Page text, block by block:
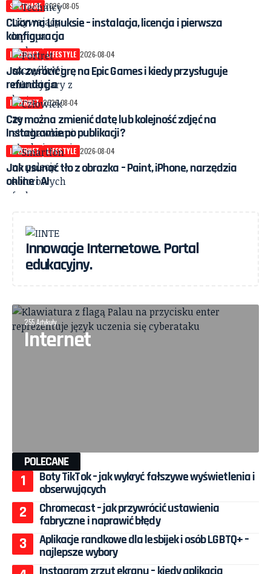
SOFTWARE 2026-08-05
CLion na Linuksie – instalacja, licencja i pierwsza
konfiguracja
INTERNET LIFESTYLE 2026-08-04
Jak zwrócić grę na Epic Games i kiedy przysługuje
refundacja
INTERNET 2026-08-04
Czy można zmienić datę lub kolejność zdjęć na
Instagramie po publikacji?
INTERNET LIFESTYLE 2026-08-04
Jak usunąć tło z obrazka – Paint, iPhone, narzędzia
online i AI
Innowacje Internetowe. Portal
edukacyjny.
255 Artykuły
Internet
POLECANE
Boty TikTok – jak wykryć fałszywe wyświetlenia i
obserwujących
Chromecast – jak przywrócić ustawienia
fabryczne i naprawić błędy
Aplikacje randkowe dla lesbijek i osób LGBTQ+ –
najlepsze wybory
Instagram zrzut ekranu – kiedy aplikacja